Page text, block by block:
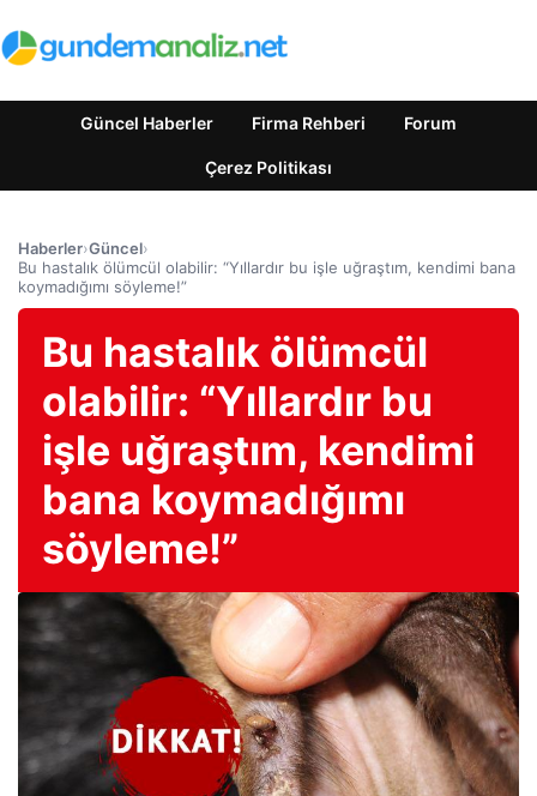
Güncel Haberler Firma Rehberi Forum
Çerez Politikası
Haberler›Güncel›
Bu hastalık ölümcül olabilir: “Yıllardır bu işle uğraştım, kendimi bana
koymadığımı söyleme!”
Bu hastalık ölümcül
olabilir: “Yıllardır bu
işle uğraştım, kendimi
bana koymadığımı
söyleme!”